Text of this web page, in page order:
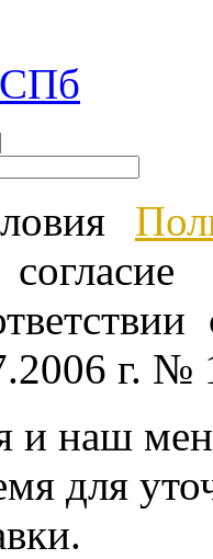
г.
и наш
для